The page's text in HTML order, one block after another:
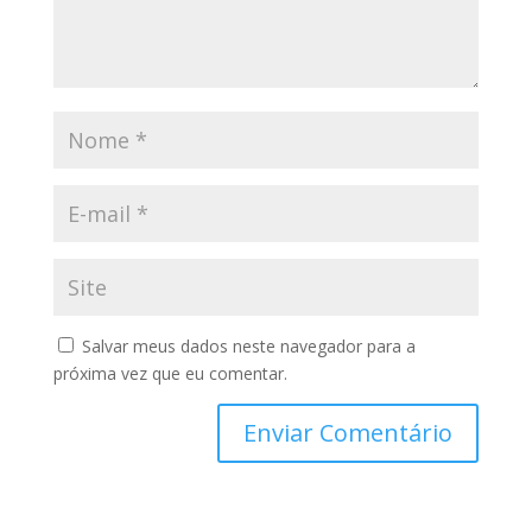
Salvar meus dados neste navegador para a
próxima vez que eu comentar.